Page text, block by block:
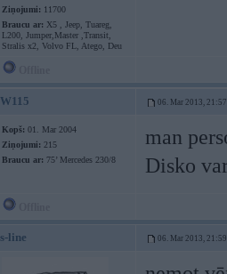
Ziņojumi: 11700
Braucu ar: X5 , Jeep, Tuareg,
L200, Jumper,Master ,Transit,
Stralis x2, Volvo FL, Atego, Deu
W115 06. Mar 2013, 21:57
Kopš: 01. Mar 2004
Ziņojumi: 215
Braucu ar: 75’ Mercedes 230/8
man
Disko
s-line 06. Mar 2013, 21:59